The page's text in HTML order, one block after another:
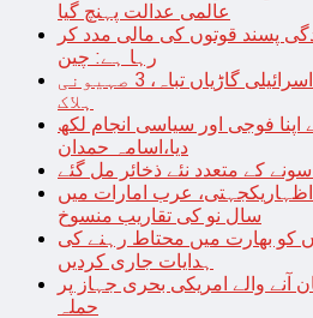
عالمی عدالت پہنچ گیا
پسند قوتوں کی مالی مدد کر
رہا ہے: چین
حماس کے حملوں میں 7 اسرائیلی گاڑیاں تباہ، 3 صہیونی
ہلاک
اپنا فوجی اور سیاسی انجام لکھ
دیا،اسامہ حمدان
کے متعدد نئے ذخائر مل گئے
عرب امارات میں
سال نو کی تقاریب منسوخ
کو بھارت میں محتاط رہنے کی
ہدایات جاری کردیں
والے امریکی بحری جہاز پر
حملہ